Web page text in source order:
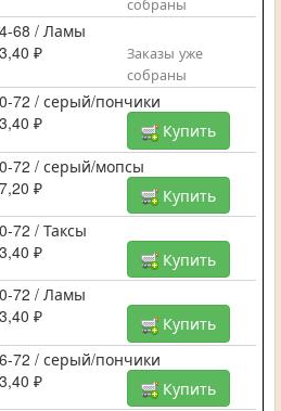
собраны
68 / Ламы
₽
Заказы уже
собраны
72 / серый/пончики
₽
Купить
72 / серый/мопсы
₽
Купить
72 / Таксы
₽
Купить
72 / Ламы
₽
Купить
72 / серый/пончики
₽
Купить